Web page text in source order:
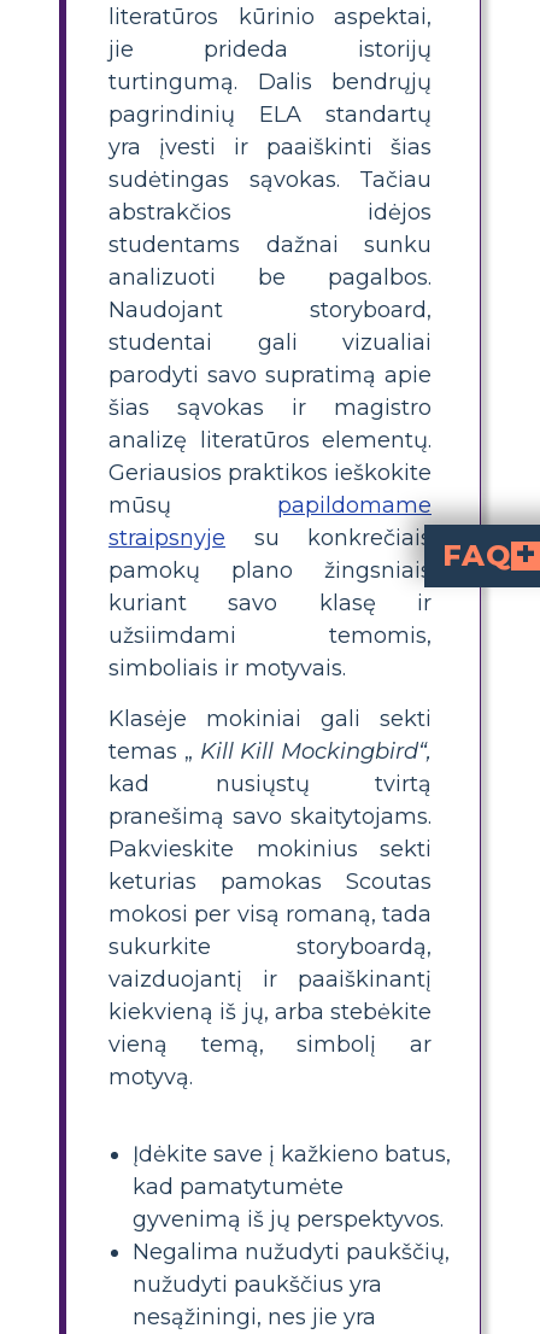
literatūros kūrinio aspektai,
jie prideda istorijų
turtingumą. Dalis bendrųjų
pagrindinių ELA standartų
yra įvesti ir paaiškinti šias
sudėtingas sąvokas. Tačiau
abstrakčios idėjos
studentams dažnai sunku
analizuoti be pagalbos.
Naudojant storyboard,
studentai gali vizualiai
parodyti savo supratimą apie
šias sąvokas ir magistro
analizę literatūros elementų.
Geriausios praktikos ieškokite
mūsų papildomame
straipsnyje su konkrečiais
pamokų plano žingsniais
kuriant savo klasę ir
užsiimdami temomis,
simboliais ir motyvais.
Klasėje mokiniai gali sekti
temas „ Kill Kill Mockingbird“,
kad nusiųstų tvirtą
pranešimą savo skaitytojams.
Pakvieskite mokinius sekti
keturias pamokas Scoutas
mokosi per visą romaną, tada
sukurkite storyboardą,
vaizduojantį ir paaiškinantį
kiekvieną iš jų, arba stebėkite
vieną temą, simbolį ar
motyvą.
Įdėkite save į kažkieno batus,
kad pamatytumėte
gyvenimą iš jų perspektyvos.
Negalima nužudyti paukščių,
nužudyti paukščius yra
nesąžiningi, nes jie yra
FAQ